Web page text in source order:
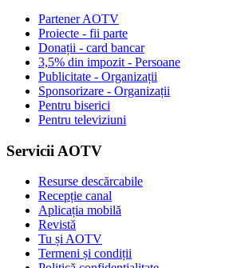
Partener AOTV
Proiecte - fii parte
Donații - card bancar
3,5% din impozit - Persoane
Publicitate - Organizații
Sponsorizare - Organizații
Pentru biserici
Pentru televiziuni
Servicii AOTV
Resurse descărcabile
Recepție canal
Aplicația mobilă
Revistă
Tu și AOTV
Termeni și condiții